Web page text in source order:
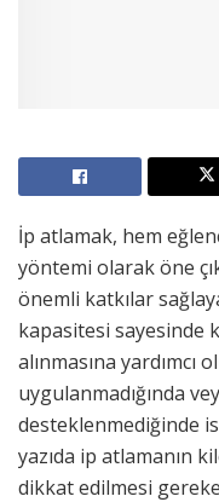
İp atlamak, hem
yöntemi olarak öne
önemli katkılar
kapasitesi sayesinde
alınmasına yardımcı
uygulanmadığında
desteklenmediğinde
yazıda ip atlamanın
dikkat edilmesi